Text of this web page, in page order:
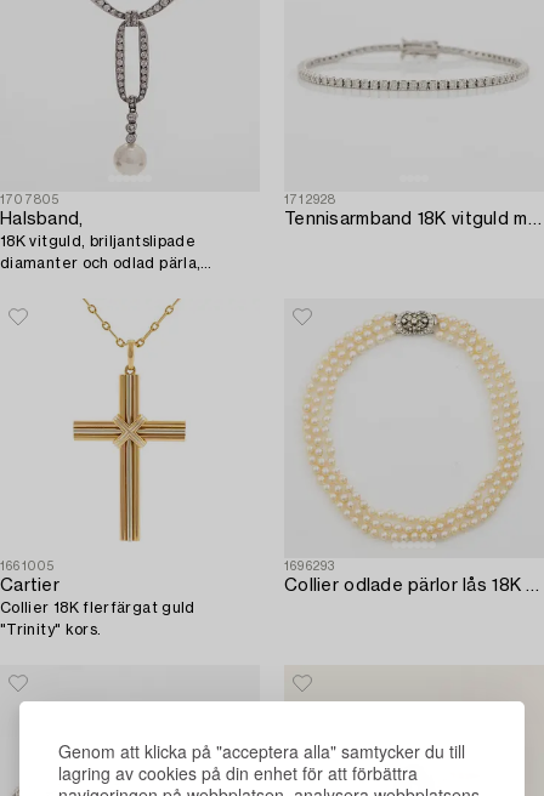
Genom att klicka på "acceptera alla" samtycker du till
lagring av cookies på din enhet för att förbättra
1707805
Halsband,
18K vitguld, briljantslipade
diamanter och odlad pärla,
1712928
Tennisarmband 18K vitguld med runda briljantsliapde diamanter.
1661005
Cartier
Collier 18K flerfärgat guld
"Trinity" kors.
1696293
Collier odlade pärlor lås 18K guld med runda briljant- och åttkantslipade diamanter.